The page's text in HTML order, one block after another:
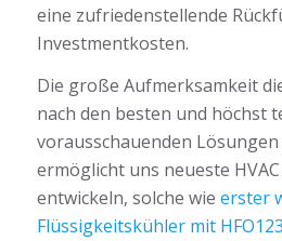
eine zufriedenstellende
Investmentkosten.
Die große Aufmerksamkeit
nach den besten und höchst
vorausschauenden Lösungen
ermöglicht uns neueste
entwickeln, solche wie erster
Flüssigkeitskühler mit